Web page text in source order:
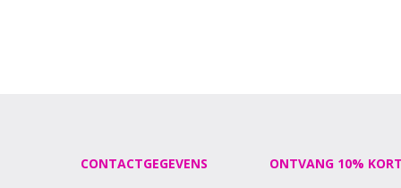
CONTACTGEGEVENS ONTVANG 10%